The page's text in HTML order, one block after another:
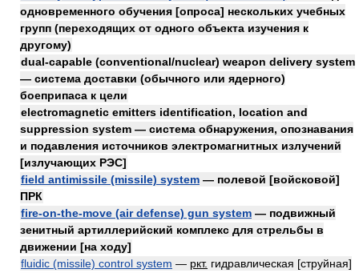
одновременного обучения [опроса] нескольких учебных
групп (переходящих от одного объекта изучения к
другому)
dual-capable (conventional/nuclear) weapon delivery system
— система доставки (обычного или ядерного)
боеприпаса к цели
electromagnetic emitters identification, location and
suppression system — система обнаружения, опознавания
и подавления источников электромагнитных излучений
[излучающих РЭС]
field antimissile (missile) system — полевой [войсковой]
ПРК
fire-on-the-move (air defense) gun system — подвижный
зенитный артиллерийский комплекс для стрельбы в
движении [на ходу]
fluidic (missile) control system — ркт. гидравлическая [струйная]